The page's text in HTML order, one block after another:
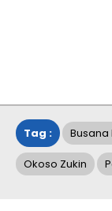
Tag : Busana
Okoso Zukin